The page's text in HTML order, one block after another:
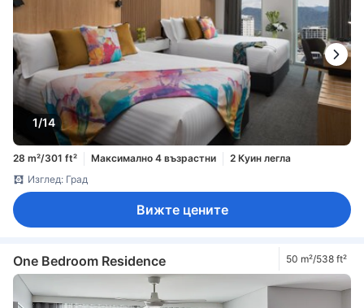
1/14
28 m²/301 ft² Максимално 4 възрастни
2 Куин легла
Изглед: Град
Вижте цените
One Bedroom Residence 50 m²/538 ft²